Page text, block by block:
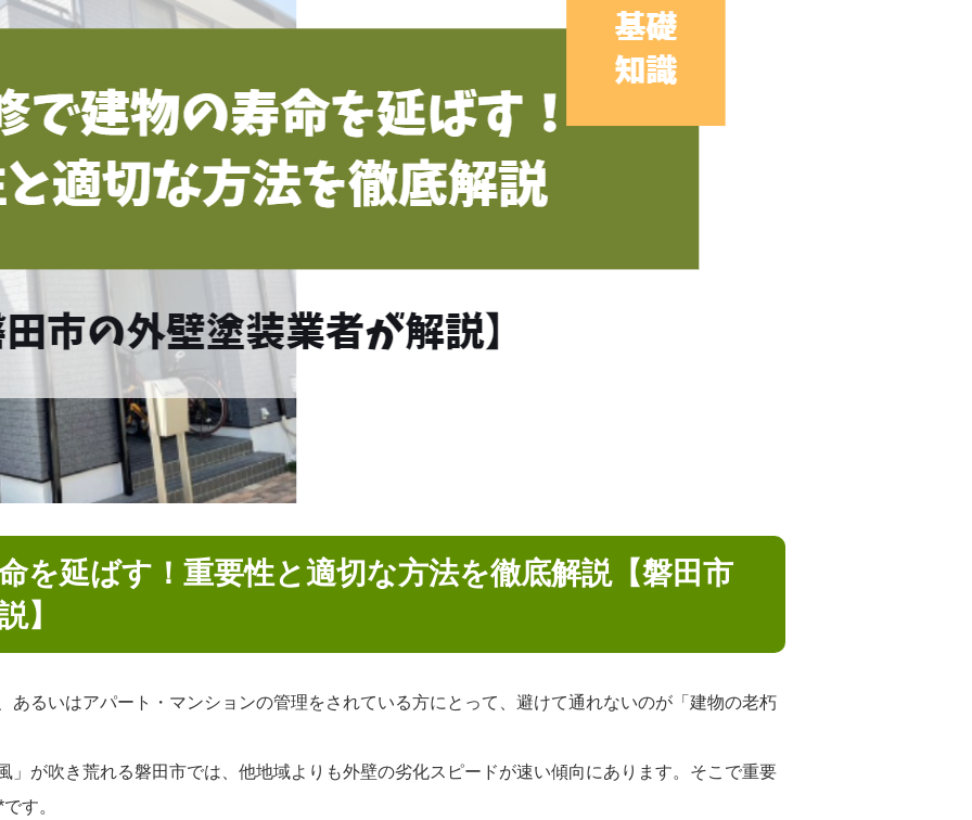
を延ばす！重要性と適切な方法を徹底解説【磐田市
】
あるいはアパート・マンションの管理をされている方にとって、避けて通れないのが「建物の老朽
」が吹き荒れる磐田市では、他地域よりも外壁の劣化スピードが速い傾向にあります。そこで重要
す。